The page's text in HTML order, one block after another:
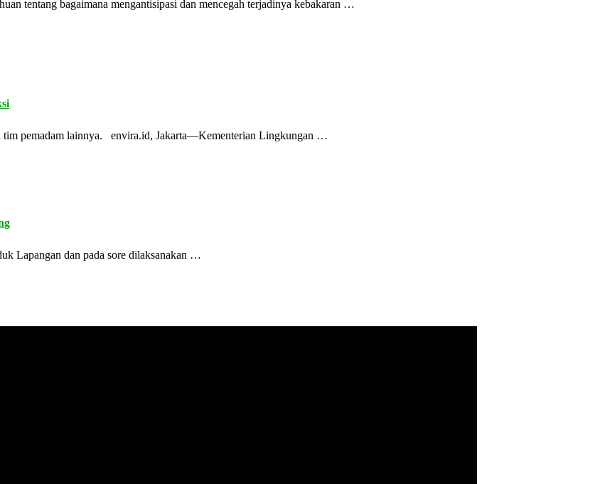
tentang bagaimana mengantisipasi dan mencegah terjadinya kebakaran …
tim pemadam lainnya. envira.id, Jakarta—Kementerian Lingkungan …
Lapangan dan pada sore dilaksanakan …